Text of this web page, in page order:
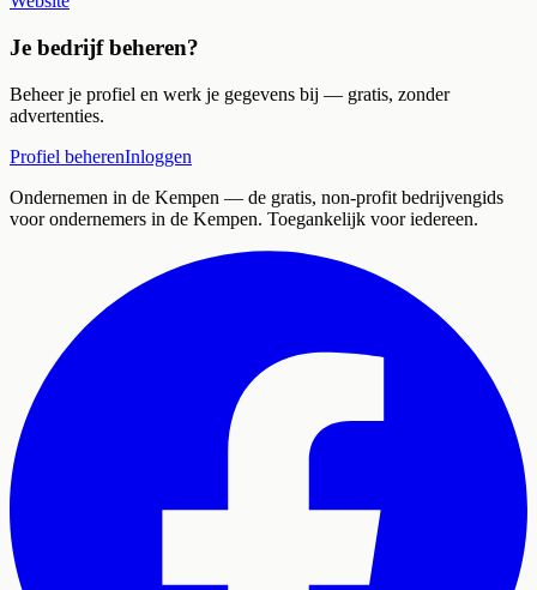
Je bedrijf beheren?
Beheer je profiel en werk je gegevens bij — gratis, zonder
advertenties.
Profiel beherenInloggen
Ondernemen in de Kempen — de gratis, non-profit bedrijvengids
voor ondernemers in de Kempen. Toegankelijk voor iedereen.